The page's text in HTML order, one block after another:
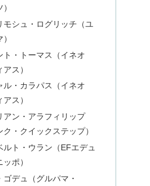
ュ・ログリッチ（ユ
・トーマス（イネオ
ス）
・カラパス（イネオ
ス）
ン・アラフィリップ
ク・クイックステップ）
・ウラン（EFエデュ
ポ）
デュ（グルパマ・